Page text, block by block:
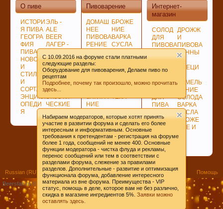
Кофе оказывает воздействие на
преждевременное старение человека и
способствует развитию онкозаболеваний. Пиво
же наоборот защищает ДНК.
Пиво может оказать положительное действие
при сердечно-сосудистых заболеваниях и
служить средством их профилактики
C 10.09.2016 на форуме стали платными
следующие разделы:
Оборудование для пивоварения, Делаем пиво по
рецептам
Подробнее, почему так произошло, можно прочитать
здесь...
Набираем модераторов, которые хотят принять
участие в развитии форума и сделать его более
интересным и информативным. Основные
требования к претендентам - регистрация на форуме
более 1 года, сообщений не менее 400. Основные
функции модератора - чистка флуда и рекламы,
перенос сообщений или тем в соответствии с
разделами форума, слежение за правилами
разделов. Дополнительные - развитие и оптимизация
функционала форума, добавление интересного
материала из вне форума. Преимущества - VIP
статус, помощь в деле, которое вам не без различно,
скидка в магазине ингредиентов 5%. Заявки можно
оставлять здесь.
Интернет-
магазин
СОЛОД
ДЛЯ
ПИВОВА
НЕСОЛ
ОЖЕНО
СЫРЬЁ
ДЛЯ
ПИВА
ВАРКИ
ХМЕЛЯ
ДРОЖЖ
И
ПИВОВА
РЕННЫ
Е
СПЕЦИ
ИЗМЕЛЬ
ЧЕНИЕ
СОЛОДА
ВАРКА
СУСЛА
БРОЖЕ
НИЕ И
ВЫДЕРЖКА
ПИВА
О пиве
ИСТОРИ
Я ПИВА
ГЕОГРА
ФИЯ
ПИВА
НОВОСТ
И
СТИЛИ
И
СОРТА
ЭНЦИКЛ
ОПЕДИ
Я
ЭЛЬ -
ALE
BEER
ЛАГЕР -
ПО
ЦВЕТУ
ГИБРИД
НЫЕ
СОРТА
ЭКЗОТИ
ЧЕСКИЕ
Пивоварение
ДОМАШ
НЕЕ
ПИВОВА
РЕНИЕ
ОВКА,
ПРОГРА
СОВЕТ
ЗАТИРА
НИЕ
БРОЖЕ
НИЕ
ВАРКА
СУСЛА
LAGER
СОЗРЕВ
АНИЕ
ПИВА
ТЕКА
Russian (RU)
Помощь
Условия и правила
Beersfan.ru ©2009-20ХХ